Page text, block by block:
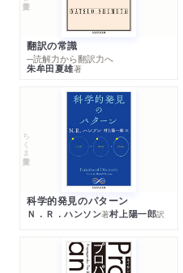
翻訳の常識
─読解力から翻訳力へ
朱牟田夏雄著
ちくま学芸文庫
科学的発見のパターン
Ｎ．Ｒ．ハンソン著村上陽一郎訳